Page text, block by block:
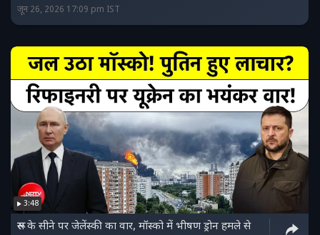
जून 26, 2026 17:09 pm IST
3:48
रूस के सीने पर जेलेंस्की का वार, मॉस्को में भीषण ड्रोन हमले से